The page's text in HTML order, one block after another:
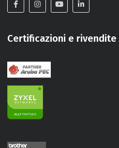
Certificazioni e rivendite